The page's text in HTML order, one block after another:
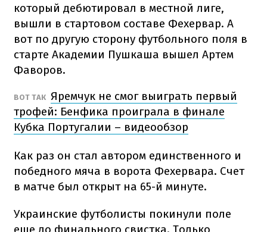
который дебютировал в местной лиге,
вышли в стартовом составе Фехервар. А
вот по другую сторону футбольного поля в
старте Академии Пушкаша вышел Артем
Фаворов.
ВОТ ТАК Яремчук не смог выиграть первый
трофей: Бенфика проиграла в финале
Кубка Португалии – видеообзор
Как раз он стал автором единственного и
победного мяча в ворота Фехервара. Счет
в матче был открыт на 65-й минуте.
Украинские футболисты покинули поле
еще до финального свистка. Только